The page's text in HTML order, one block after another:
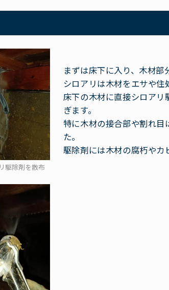
駆除剤を散布
まずは床下に入り、木材部
シロアリは木材をエサや住
床下の木材に直接シロア
ぎます。
特に木材の接合部や割れ
た。
駆除剤には木材の腐朽やカ